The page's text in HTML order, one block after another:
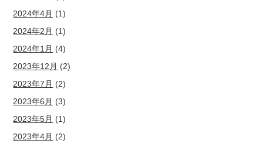
2024年4月 (1)
2024年2月 (1)
2024年1月 (4)
2023年12月 (2)
2023年7月 (2)
2023年6月 (3)
2023年5月 (1)
2023年4月 (2)